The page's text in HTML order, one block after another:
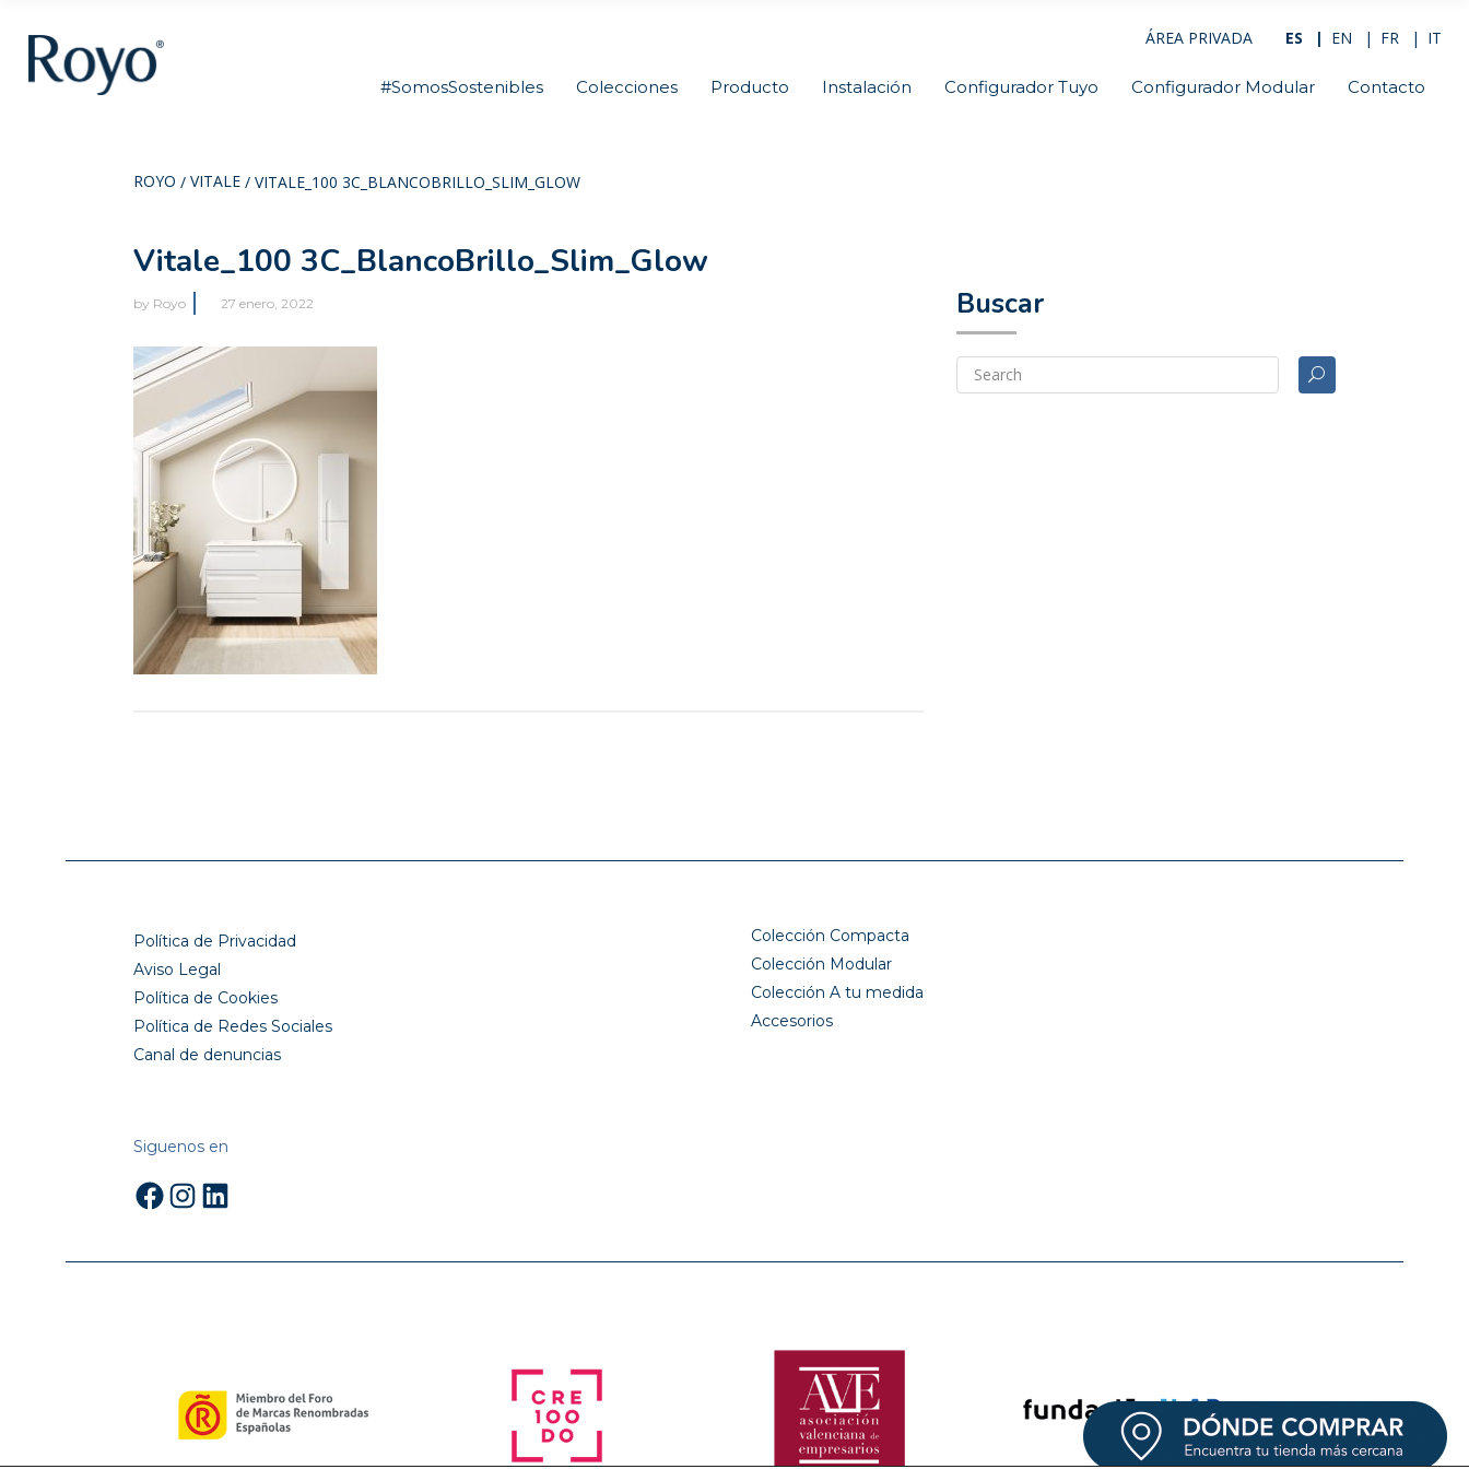
ÁREA PRIVADA ES EN FR IT
#SomosSostenibles Colecciones Producto Instalación Configurador Tuyo Configurador Modular Contacto
ROYO / VITALE / VITALE_100 3C_BLANCOBRILLO_SLIM_GLOW
Vitale_100 3C_BlancoBrillo_Slim_Glow
by Royo 27 enero, 2022 Buscar
Política de Privacidad
Aviso Legal
Política de Cookies
Política de Redes Sociales
Canal de denuncias
Siguenos en
Facebook
Instagram
LinkedIn
Colección Compacta
Colección Modular
Colección A tu medida
Accesorios